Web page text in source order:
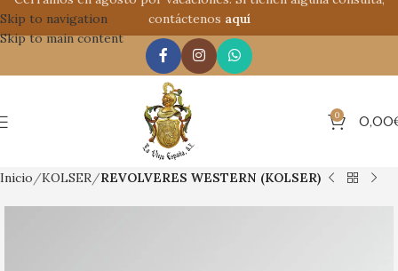
Skip to navigation
Skip to main content
0 0,00
Inicio KOLSER REVOLVERES WESTERN (KOLSER)
contáctenos aquí